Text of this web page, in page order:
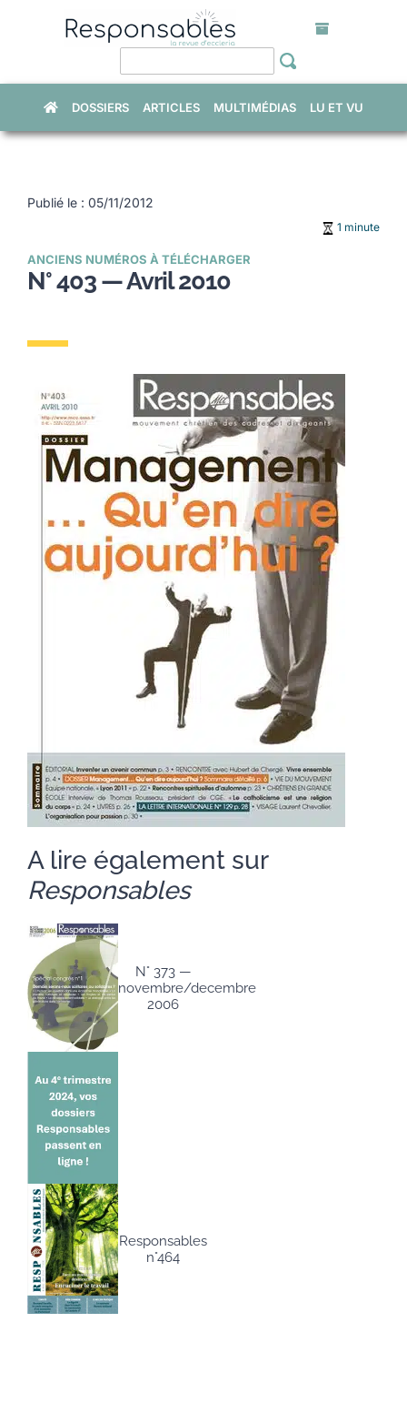
DOSSIERS ARTICLES MULTIMÉDIAS LU ET VU
Publié le : 05/11/2012
1 minute
ANCIENS NUMÉROS À TÉLÉCHARGER
N° 403 — Avril 2010
A lire également sur
Responsables
N° 373 —
novembre/decembre
2006
Responsables
n°464